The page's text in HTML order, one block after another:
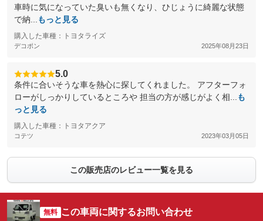
車時に気になっていた臭いも無くなり、ひじょうに綺麗な状態
で納...
もっと見る
購入した車種：トヨタライズ
デコポン 2025年08月23日
5.0
条件に合いそうな車を熱心に探してくれました。 アフターフォ
ローがしっかりしているところや 担当の方が感じがよく相...
も
っと見る
購入した車種：トヨタアクア
コテツ 2023年03月05日
この販売店のレビュー一覧を見る
無料 この車両に関するお問い合わせ